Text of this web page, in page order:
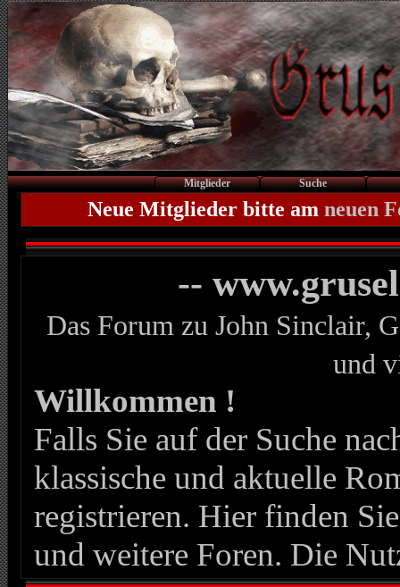
Mitglieder Suche
Neue Mitglieder bitte am neuen
--
Das Forum zu John Sinclair,
und
Willkommen !
Falls Sie auf der Suche
klassische und aktuelle
registrieren. Hier finden
und weitere Foren. Die